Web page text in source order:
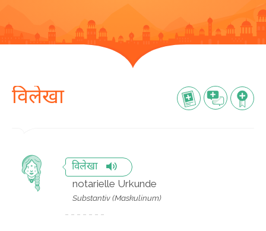
विलेखा
विलेखा
notarielle Urkunde
Substantiv (Maskulinum)